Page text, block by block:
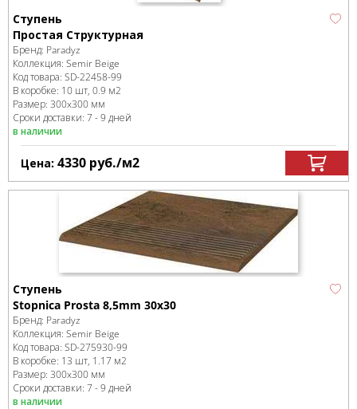
Ступень
Простая Структурная
Бренд: Paradyz
Коллекция: Semir Beige
Код товара: SD-22458-99
В коробке: 10 шт, 0.9 м2
Размер: 300x300 мм
Сроки доставки: 7 - 9 дней
в наличии
Цена: 4330 руб./м2
Ступень
Stopnica Prosta 8,5mm 30х30
Бренд: Paradyz
Коллекция: Semir Beige
Код товара: SD-275930-99
В коробке: 13 шт, 1.17 м2
Размер: 300x300 мм
Сроки доставки: 7 - 9 дней
в наличии